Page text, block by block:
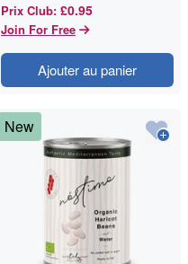
Prix Club: £0.95
Join For Free
Ajouter au panier
New